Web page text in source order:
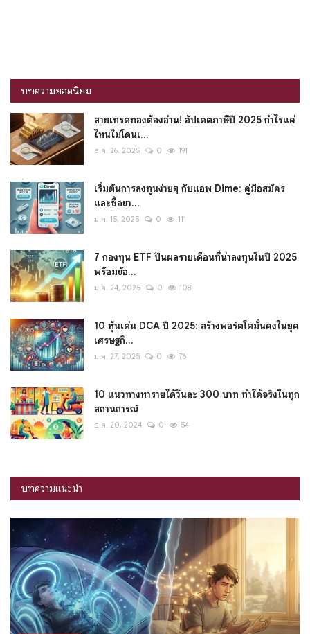
บทความยอดนิยม
สายเทรดทองต้องอ่าน! อัปเดตภาษีปี 2025 กำไรแค่
ไหนไม่โดนเ...
ธ.ค. 26, 2025 0 191
เริ่มต้นการลงทุนง่ายๆ กับแอพ Dime: คู่มือสมัคร
และซื้อขา...
ม.ค. 15, 2025 0 111
7 กองทุน ETF ปันผลรายเดือนที่น่าลงทุนในปี 2025
พร้อมข้อ...
ม.ค. 24, 2025 0 108
10 หุ้นเด่น DCA ปี 2025: สร้างพอร์ตโตมั่นคงในยุค
เศรษฐกิ...
ม.ค. 27, 2025 0 76
10 แนวทางหารายได้วันละ 300 บาท ทำได้จริงในทุก
สถานการณ์
ธ.ค. 20, 2024 0 54
บทความแนะนำ